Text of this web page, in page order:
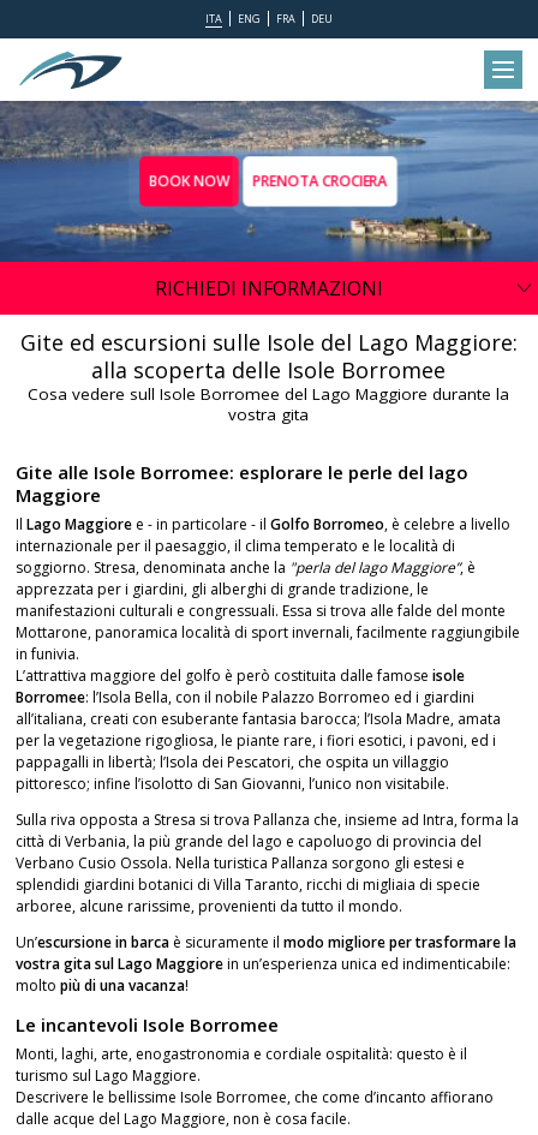
ITA ENG FRA DEU
BOOK NOW PRENOTA CROCIERA
RICHIEDI INFORMAZIONI
Gite ed escursioni sulle Isole del Lago Maggiore:
alla scoperta delle Isole Borromee
Cosa vedere sull Isole Borromee del Lago Maggiore durante la
vostra gita
Gite alle Isole Borromee: esplorare le perle del lago
Maggiore
IlLago Maggiore e - in particolare - ilGolfo Borromeo, è celebre a livello
internazionale per il paesaggio, il clima temperato e le località di
soggiorno. Stresa, denominata anche la "perla del lago Maggiore”, è
apprezzata per i giardini, gli alberghi di grande tradizione, le
manifestazioni culturali e congressuali. Essa si trova alle falde del monte
Mottarone, panoramica località di sport invernali, facilmente raggiungibile
in funivia.
L’attrattiva maggiore del golfo è però costituita dalle famoseisole
Borromee: l’Isola Bella, con il nobile Palazzo Borromeo ed i giardini
all’italiana, creati con esuberante fantasia barocca; l’Isola Madre, amata
per la vegetazione rigogliosa, le piante rare, i fiori esotici, i pavoni, ed i
pappagalli in libertà; l’Isola dei Pescatori, che ospita un villaggio
pittoresco; infine l’isolotto di San Giovanni, l’unico non visitabile.
Sulla riva opposta a Stresa si trova Pallanza che, insieme ad Intra, forma la
città di Verbania, la più grande del lago e capoluogo di provincia del
Verbano Cusio Ossola. Nella turistica Pallanza sorgono gli estesi e
splendidi giardini botanici di Villa Taranto, ricchi di migliaia di specie
arboree, alcune rarissime, provenienti da tutto il mondo.
Un’escursione in barca è sicuramente ilmodo migliore per trasformare la
vostra gita sul Lago Maggiorein un’esperienza unica ed indimenticabile:
moltopiù di una vacanza!
Le incantevoli Isole Borromee
Monti, laghi, arte, enogastronomia e cordiale ospitalità: questo è il
turismo sul Lago Maggiore.
Descrivere le bellissime Isole Borromee, che come d’incanto affiorano
dalle acque del Lago Maggiore, non è cosa facile.